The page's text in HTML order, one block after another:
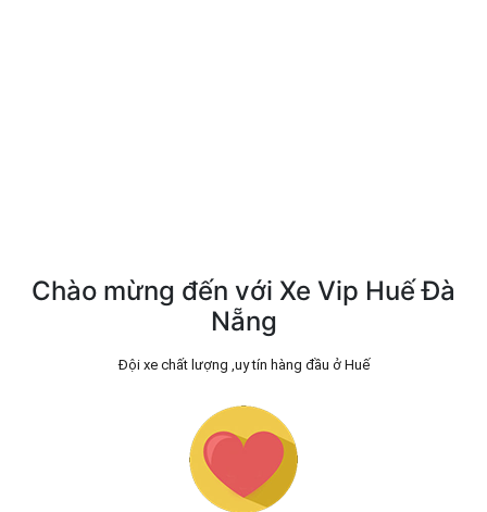
Chào mừng đến với Xe Vip Huế Đà
Nẵng
Đội xe chất lượng ,uy tín hàng đầu ở Huế